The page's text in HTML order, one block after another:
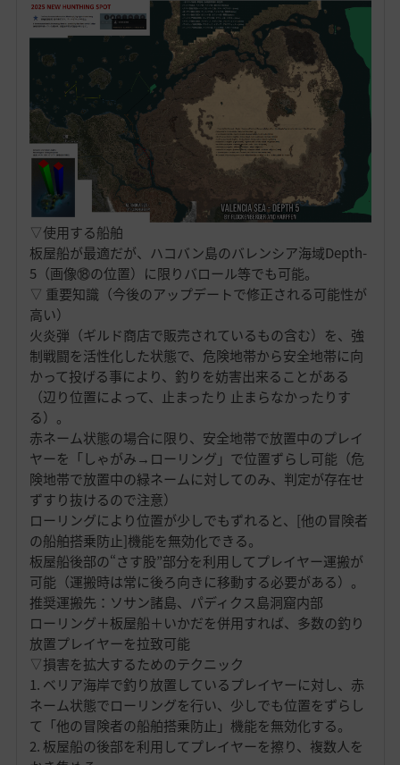
▽使用する船舶
板屋船が最適だが、ハコバン島のバレンシア海域Depth-
5（画像⑱の位置）に限りバロール等でも可能。
▽ 重要知識（今後のアップデートで修正される可能性が
高い）
火炎弾（ギルド商店で販売されているもの含む）を、強
制戦闘を活性化した状態で、危険地帯から安全地帯に向
かって投げる事により、釣りを妨害出来ることがある
（辺り位置によって、止まったり 止まらなかったりす
る）。
赤ネーム状態の場合に限り、安全地帯で放置中のプレイ
ヤーを「しゃがみ→ローリング」で位置ずらし可能（危
険地帯で放置中の緑ネームに対してのみ、判定が存在せ
ずすり抜けるので注意）
ローリングにより位置が少しでもずれると、[他の冒険者
の船舶搭乗防止]機能を無効化できる。
板屋船後部の“さす股”部分を利用してプレイヤー運搬が
可能（運搬時は常に後ろ向きに移動する必要がある）。
推奨運搬先：ソサン諸島、パディクス島洞窟内部
ローリング＋板屋船＋いかだを併用すれば、多数の釣り
放置プレイヤーを拉致可能
▽損害を拡大するためのテクニック
1. ベリア海岸で釣り放置しているプレイヤーに対し、赤
ネーム状態でローリングを行い、少しでも位置をずらし
て「他の冒険者の船舶搭乗防止」機能を無効化する。
2. 板屋船の後部を利用してプレイヤーを擦り、複数人を